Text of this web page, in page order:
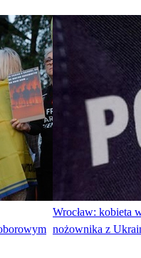
Wrocław: kobieta
nożownika z